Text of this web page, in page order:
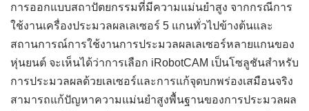
การออกแบบสถาปัตยกรรมที่มีความแม่นยำสูง จากกรณีการ
ใช้งานเครื่องประมวลผลเลเซอร์ 5 แกนทั่วไปข้างต้นและ
สถานการณ์การใช้งานการประมวลผลเลเซอร์หลายแกนของ
หุ่นยนต์ จะเห็นได้ว่าการเลือก iRobotCAM เป็นโซลูชันสำหรับ
การประมวลผลด้วยเลเซอร์และการแก้จุดบกพร่องเสมือนจริง
สามารถแก้ปัญหาความแม่นยำสูงพื้นฐานของการประมวลผล